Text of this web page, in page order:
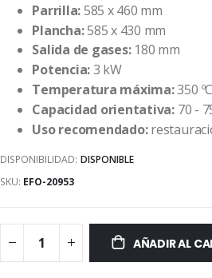
Parrilla:585 x 460 mm
Plancha:585 x 430 mm
Salida de gases: 180 mm
Potencia:3 kW
Temperatura máxima:350 ºC
Capacidad orientativa: 70 -
Uso recomendado:
DISPONIBILIDAD: DISPONIBLE
SKU EFO-20953
AÑADIR AL